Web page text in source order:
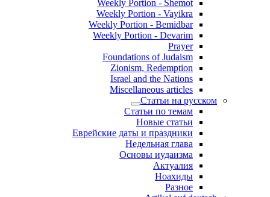
Weekly Portion - Shemot
Weekly Portion - Vayikra
Weekly Portion - Bemidbar
Weekly Portion - Devarim
Prayer
Foundations of Judaism
Zionism, Redemption
Israel and the Nations
Miscellaneous articles
Статьи на русском
Статьи по темам
Новые статьи
Еврейские даты и праздники
Недельная глава
Основы иудаизма
Актуалия
Ноахиды
Разное